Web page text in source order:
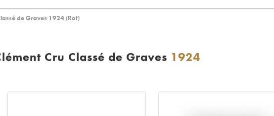
de Graves 1924 (Rot)
Cru Classé de Graves 1924